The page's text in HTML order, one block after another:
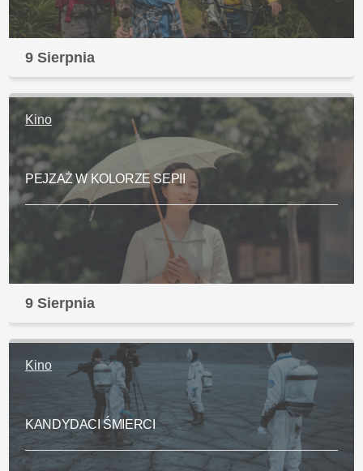
9 Sierpnia
Kino
PEJZAŻ W KOLORZE SEPII
9 Sierpnia
Kino
KANDYDACI ŚMIERCI